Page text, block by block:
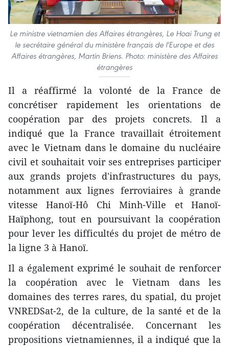
Le ministre vietnamien des Affaires étrangères, Le Hoai Trung et
le secrétaire général du ministère français de l'Europe et des
Affaires étrangères, Martin Briens. Photo: ministère des Affaires
étrangères
Il a réaffirmé la volonté de la France de
concrétiser rapidement les orientations de
coopération par des projets concrets. Il a
indiqué que la France travaillait étroitement
avec le Vietnam dans le domaine du nucléaire
civil et souhaitait voir ses entreprises participer
aux grands projets d'infrastructures du pays,
notamment aux lignes ferroviaires à grande
vitesse Hanoï-Hô Chi Minh-Ville et Hanoï-
Haïphong, tout en poursuivant la coopération
pour lever les difficultés du projet de métro de
la ligne 3 à Hanoï.
Il a également exprimé le souhait de renforcer
la coopération avec le Vietnam dans les
domaines des terres rares, du spatial, du projet
VNREDSat-2, de la culture, de la santé et de la
coopération décentralisée. Concernant les
propositions vietnamiennes, il a indiqué que la